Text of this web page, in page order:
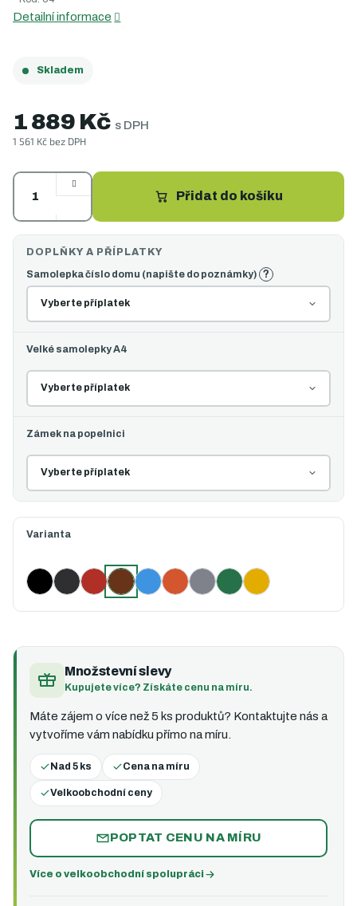
5
Detailní informace
1 889 Kč s DPH
1 561 Kč bez DPH
cena:
Skladem
Samolepka číslo domu (napište do poznámky) ?
Velké samolepky A4
Zámek na popelnici
Varianta
ČernáČerná s oranžovým víkem
ČervenáHnědá (vybráno)
ModráOranžová
Šedá ZelenáŽlutá
Přidat do košíku
Množstevní slevy
Kupujete více? Získáte cenu na míru.
Máte zájem o více než 5 ks produktů? Kontaktujte nás a
vytvoříme vám nabídku přímo na míru.
Nad 5 ks Cena na míru
Velkoobchodní ceny
POPTAT CENU NA MÍRU
Více o velkoobchodní spolupráci